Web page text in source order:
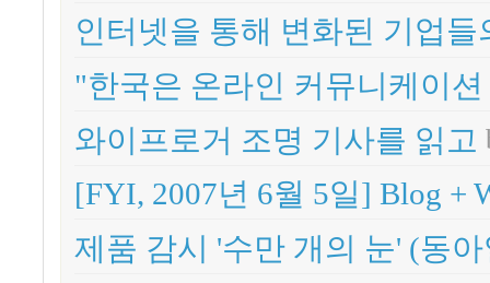
인터넷을 통해 변화된 기업
"한국은 온라인 커뮤니케이
와이프로거 조명 기사를 읽고
[FYI, 2007년 6월 5일] Blog +
제품 감시 '수만 개의 눈' (동